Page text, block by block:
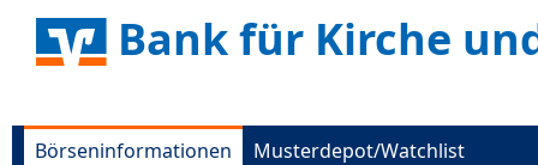
Bank für Kirche
Börseninformationen Musterdepot/Watchlist